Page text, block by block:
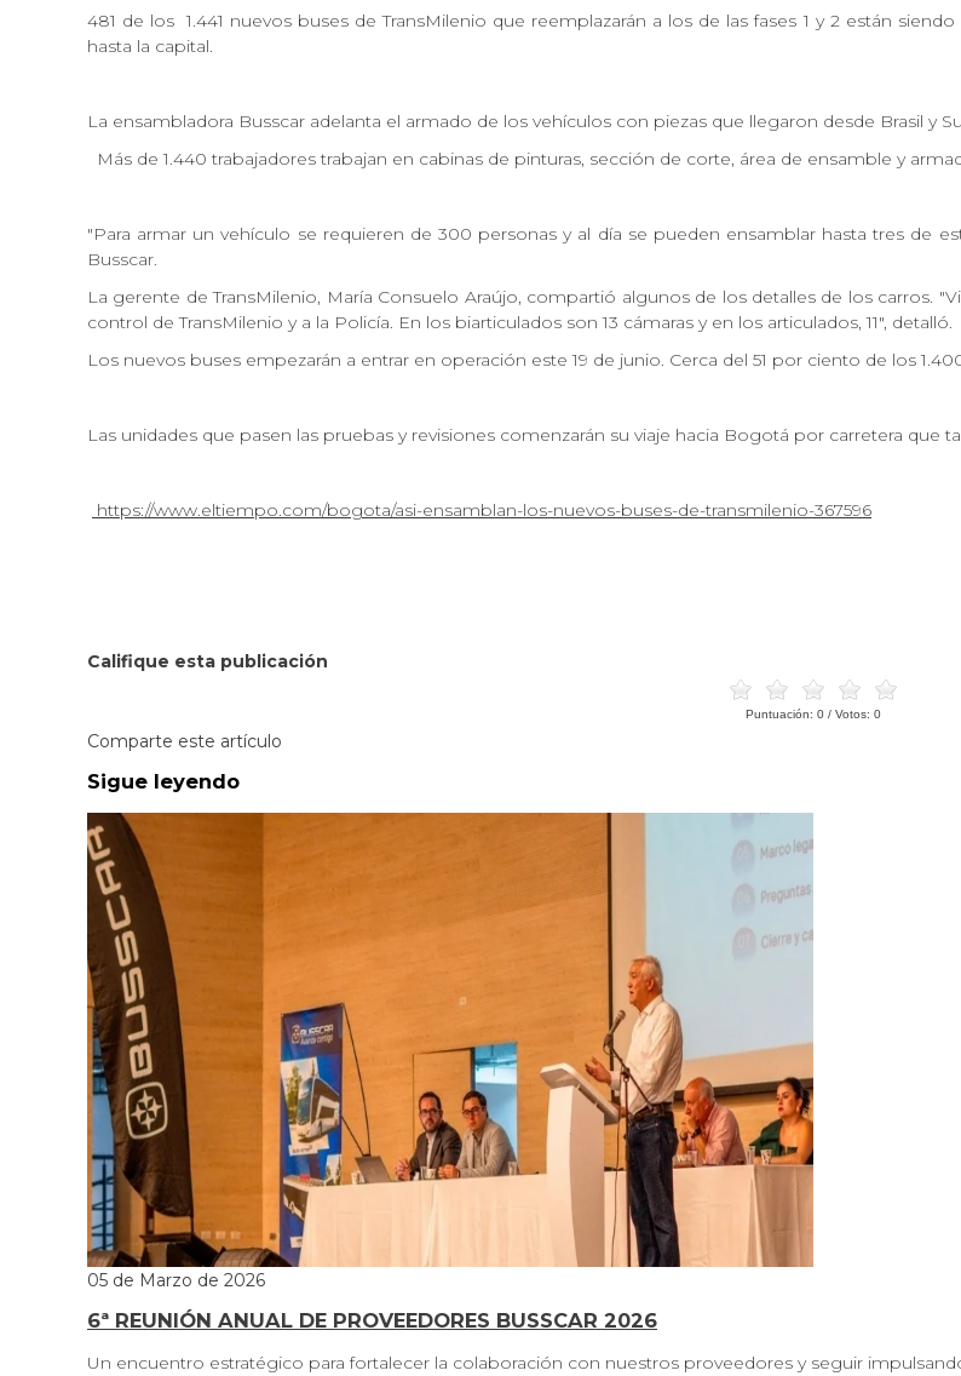
481 de los 1.441 nuevos buses de TransMilenio que reemplazarán a los de las fases 1 y 2 están
hasta la capital.
La ensambladora Busscar adelanta el armado de los vehículos con piezas que llegaron desde Brasil
Más de 1.440 trabajadores trabajan en cabinas de pinturas, sección de corte, área de ensamble y
"Para armar un vehículo se requieren de 300 personas y al día se pueden ensamblar hasta tres de
Busscar.
La gerente de TransMilenio, María Consuelo Araújo, compartió algunos de los detalles de los carros.
control de TransMilenio y a la Policía. En los biarticulados son 13 cámaras y en los articulados, 11", detalló.
Los nuevos buses empezarán a entrar en operación este 19 de junio. Cerca del 51 por ciento de los
Las unidades que pasen las pruebas y revisiones comenzarán su viaje hacia Bogotá por carretera que
https://www.eltiempo.com/bogota/asi-ensamblan-los-nuevos-buses-de-transmilenio-367596
Califique esta publicación
Puntuación: 0 / Votos: 0
Comparte este artículo
Sigue leyendo
05 de Marzo de 2026
6ª REUNIÓN ANUAL DE PROVEEDORES BUSSCAR 2026
Un encuentro estratégico para fortalecer la colaboración con nuestros proveedores y seguir